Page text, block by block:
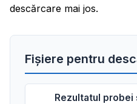
descărcare mai jos.
Fișiere pentru
Rezultatul probei